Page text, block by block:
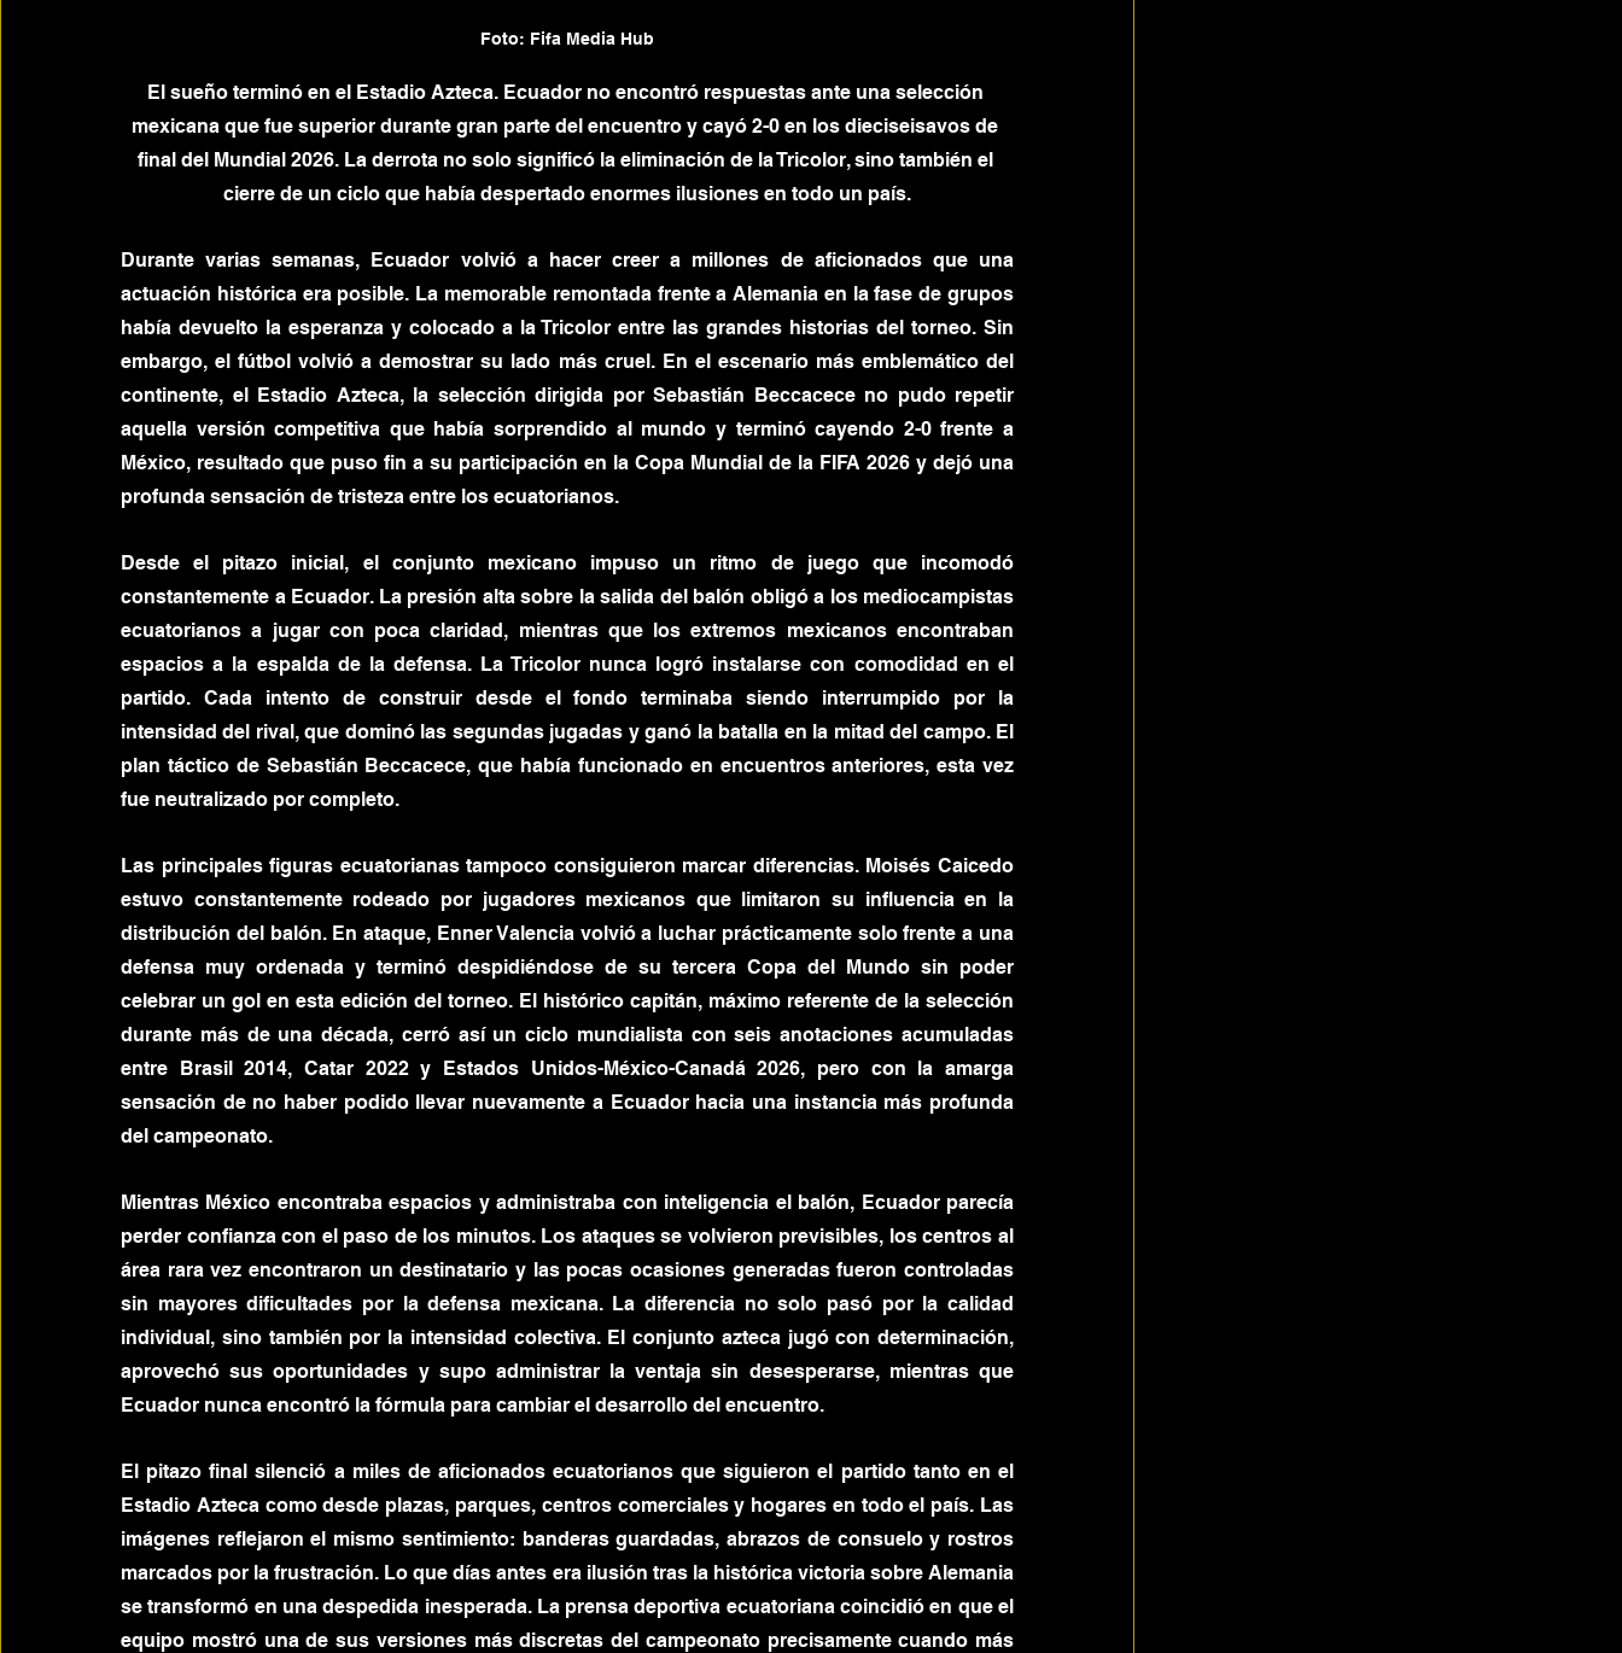
Foto: Fifa Media Hub
El sueño terminó en el Estadio Azteca. Ecuador no encontró respuestas ante una selección
mexicana que fue superior durante gran parte del encuentro y cayó 2-0 en los dieciseisavos de
final del Mundial 2026. La derrota no solo significó la eliminación de la Tricolor, sino también el
cierre de un ciclo que había despertado enormes ilusiones en todo un país.
Durante varias semanas, Ecuador volvió a hacer creer a millones de aficionados que una
actuación histórica era posible. La memorable remontada frente a Alemania en la fase de grupos
había devuelto la esperanza y colocado a la Tricolor entre las grandes historias del torneo. Sin
embargo, el fútbol volvió a demostrar su lado más cruel. En el escenario más emblemático del
continente, el Estadio Azteca, la selección dirigida por Sebastián Beccacece no pudo repetir
aquella versión competitiva que había sorprendido al mundo y terminó cayendo 2-0 frente a
México, resultado que puso fin a su participación en la Copa Mundial de la FIFA 2026 y dejó una
profunda sensación de tristeza entre los ecuatorianos.
Desde el pitazo inicial, el conjunto mexicano impuso un ritmo de juego que incomodó
constantemente a Ecuador. La presión alta sobre la salida del balón obligó a los mediocampistas
ecuatorianos a jugar con poca claridad, mientras que los extremos mexicanos encontraban
espacios a la espalda de la defensa. La Tricolor nunca logró instalarse con comodidad en el
partido. Cada intento de construir desde el fondo terminaba siendo interrumpido por la
intensidad del rival, que dominó las segundas jugadas y ganó la batalla en la mitad del campo. El
plan táctico de Sebastián Beccacece, que había funcionado en encuentros anteriores, esta vez
fue neutralizado por completo.
Las principales figuras ecuatorianas tampoco consiguieron marcar diferencias. Moisés Caicedo
estuvo constantemente rodeado por jugadores mexicanos que limitaron su influencia en la
distribución del balón. En ataque, Enner Valencia volvió a luchar prácticamente solo frente a una
defensa muy ordenada y terminó despidiéndose de su tercera Copa del Mundo sin poder
celebrar un gol en esta edición del torneo. El histórico capitán, máximo referente de la selección
durante más de una década, cerró así un ciclo mundialista con seis anotaciones acumuladas
entre Brasil 2014, Catar 2022 y Estados Unidos-México-Canadá 2026, pero con la amarga
sensación de no haber podido llevar nuevamente a Ecuador hacia una instancia más profunda
del campeonato.
Mientras México encontraba espacios y administraba con inteligencia el balón, Ecuador parecía
perder confianza con el paso de los minutos. Los ataques se volvieron previsibles, los centros al
área rara vez encontraron un destinatario y las pocas ocasiones generadas fueron controladas
sin mayores dificultades por la defensa mexicana. La diferencia no solo pasó por la calidad
individual, sino también por la intensidad colectiva. El conjunto azteca jugó con determinación,
aprovechó sus oportunidades y supo administrar la ventaja sin desesperarse, mientras que
Ecuador nunca encontró la fórmula para cambiar el desarrollo del encuentro.
El pitazo final silenció a miles de aficionados ecuatorianos que siguieron el partido tanto en el
Estadio Azteca como desde plazas, parques, centros comerciales y hogares en todo el país. Las
imágenes reflejaron el mismo sentimiento: banderas guardadas, abrazos de consuelo y rostros
marcados por la frustración. Lo que días antes era ilusión tras la histórica victoria sobre Alemania
se transformó en una despedida inesperada. La prensa deportiva ecuatoriana coincidió en que el
equipo mostró una de sus versiones más discretas del campeonato precisamente cuando más